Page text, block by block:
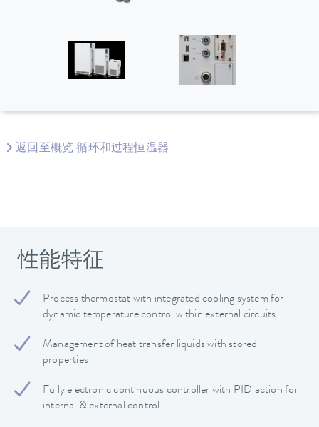
返回至概览 循环和过程恒温器
性能特征
Process thermostat with integrated cooling system for
dynamic temperature control within external circuits
Management of heat transfer liquids with stored
properties
Fully electronic continuous controller with PID action for
internal & external control